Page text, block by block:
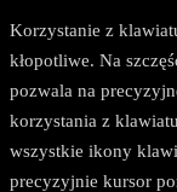
Korzystanie z
kłopotliwe. Na
pozwala na
korzystania z
wszystkie ikony
precyzyjnie kursor